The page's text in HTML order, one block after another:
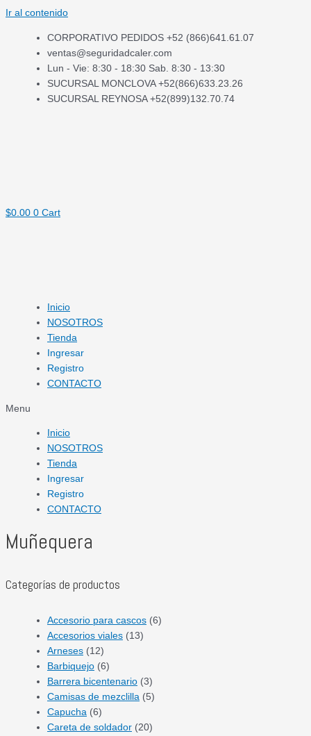
Ir al contenido
CORPORATIVO PEDIDOS +52 (866)641.61.07
ventas@seguridadcaler.com
Lun - Vie: 8:30 - 18:30 Sab. 8:30 - 13:30
SUCURSAL MONCLOVA +52(866)633.23.26
SUCURSAL REYNOSA +52(899)132.70.74
$0.00 0 Cart
Inicio
NOSOTROS
Tienda
Ingresar
Registro
CONTACTO
Menu
Inicio
NOSOTROS
Tienda
Ingresar
Registro
CONTACTO
Muñequera
Categorías de productos
Accesorio para cascos (6)
Accesorios viales (13)
Arneses (12)
Barbiquejo (6)
Barrera bicentenario (3)
Camisas de mezclilla (5)
Capucha (6)
Careta de soldador (20)